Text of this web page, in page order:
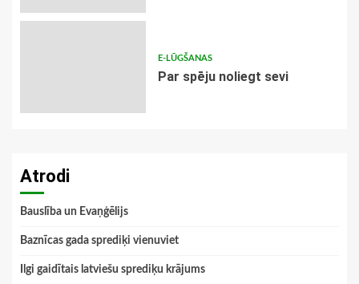
E-LŪGŠANAS
Par spēju noliegt sevi
Atrodi
Bauslība un Evaņģēlijs
Baznīcas gada sprediķi vienuviet
Ilgi gaidītais latviešu sprediķu krājums